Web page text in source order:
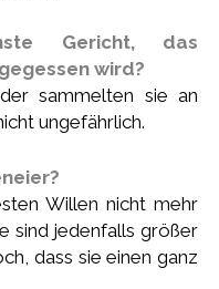
Gericht, das
wird?
sammelten sie an
ungefährlich.
Willen nicht mehr
sind jedenfalls größer
dass sie einen ganz